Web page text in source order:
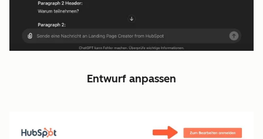
Entwurf anpassen